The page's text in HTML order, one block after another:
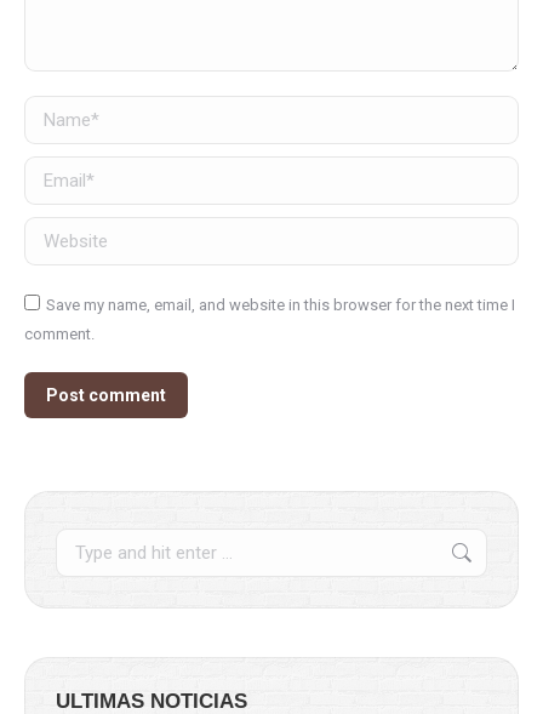
Name *
Email *
Website
Save my name, email, and website in this browser for the next time I
comment.
Post comment
ULTIMAS NOTICIAS